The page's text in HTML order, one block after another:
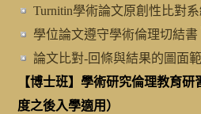
Turnitin學術論文原創性比對
學位論文遵守學術倫理切結書
論文比對-回條與結果的圖面
【博士班】學術研究倫理教育研
度之後入學適用）